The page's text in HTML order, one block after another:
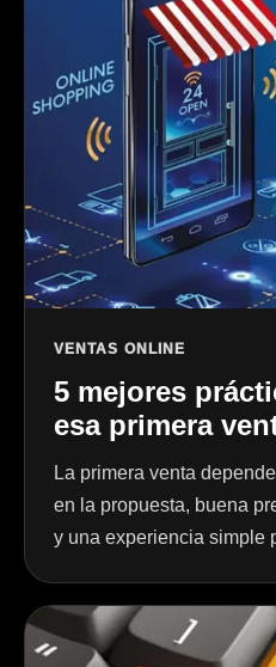
VENTAS ONLINE
5 mejores
esa primera
La primera venta
en la propuesta, buena
y una experiencia simple